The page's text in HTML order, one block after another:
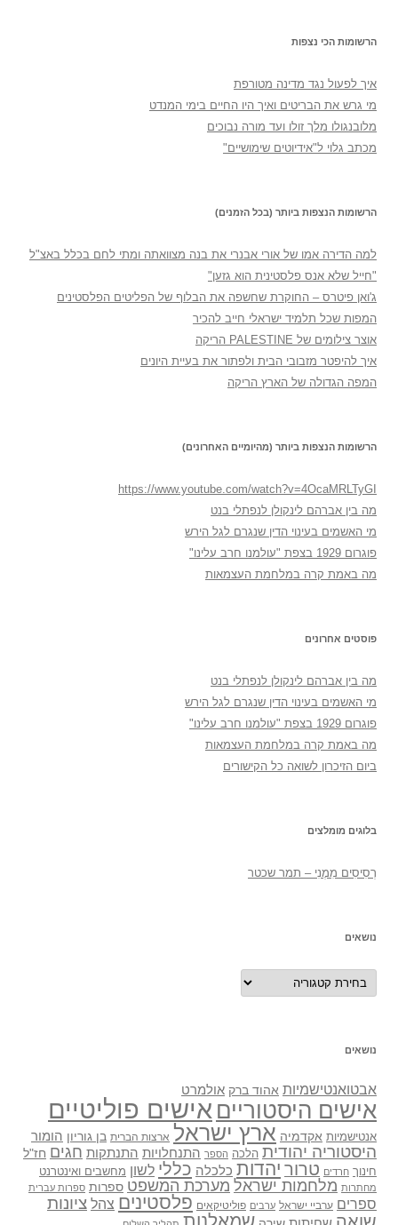
הרשומות הכי נצפות
איך לפעול נגד מדינה מטורפת
מי גרש את הבריטים ואיך היו החיים בימי המנדט
מלובנגולו מלך זולו ועד מורה נבוכים
מכתב גלוי ל"אידיוטים שימושיים"
הרשומות הנצפות ביותר (בכל הזמנים)
למה הדירה אמו של אורי אבנרי את בנה מצוואתה ומתי לחם בכלל באצ"ל
"חייל שלא אנס פלסטינית הוא גזען"
ג'ואן פיטרס – החוקרת שחשפה את הבלוף של הפליטים הפלסטינים
המפות שכל תלמיד ישראלי חייב להכיר
אוצר צילומים של PALESTINE הריקה
איך להיפטר מזבובי הבית ולפתור את בעיית היונים
המפה הגדולה של הארץ הריקה
הרשומות הנצפות ביותר (מהיומיים האחרונים)
https://www.youtube.com/watch?v=4OcaMRLTyGI
מה בין אברהם לינקולן לנפתלי בנט
מי האשמים בעינוי הדין שנגרם לגל הירש
פוגרום 1929 בצפת "עולמנו חרב עלינו"
מה באמת קרה במלחמת העצמאות
פוסטים אחרונים
מה בין אברהם לינקולן לנפתלי בנט
מי האשמים בעינוי הדין שנגרם לגל הירש
פוגרום 1929 בצפת "עולמנו חרב עלינו"
מה באמת קרה במלחמת העצמאות
ביום הזיכרון לשואה כל הקישורים
בלוגים מומלצים
רְסִיסִים מִמֶנִי – תמר שכטר
נושאים
נושאים
נושאים
אבטואנטישמיות אהוד ברק אולמרט
אישים היסטוריים אישים פוליטיים
אנטישמיות אקדמיה ארץ ישראל ארצות הברית בן גוריון הומור
היסטוריה יהודית הלכה הספר התנחלויות התנתקות חגים חז"ל
חינוך חרדים טרור יהדות כלכלה כללי לשון מחשבים ואינטרנט
מחתרות מלחמות ישראל מערכת המשפט ספרות ספרות עברית
ספרים ערביי ישראל ערבים פוליטיקאים פלסטינים צהל ציונות